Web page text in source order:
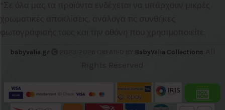
χρωματικές αποκλίσεις, ανάλογα τις συνθήκες
φωτογράφισής τους και την οθόνη που χρησιμοποιείτε.
babyvalia.gr BabyValia Collections